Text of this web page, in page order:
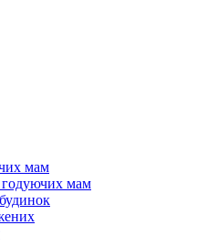
мам
годуючих мам